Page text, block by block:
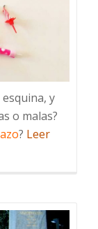
y
o malas?
? Leer